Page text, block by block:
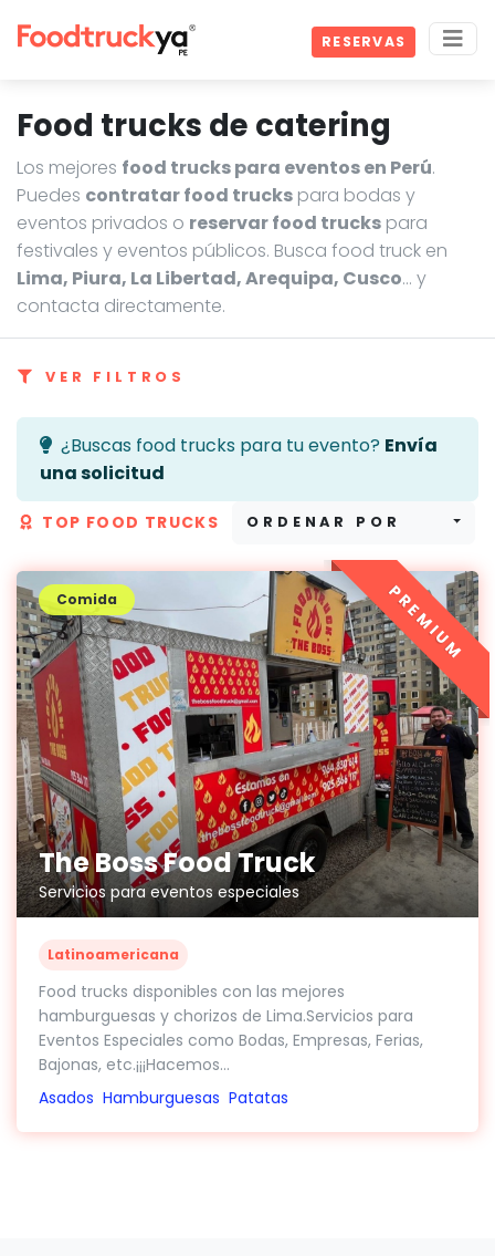
RESERVAS
Food trucks de catering
Los mejores food trucks para eventos en Perú.
Puedes contratar food trucks para bodas y
eventos privados o reservar food trucks para
festivales y eventos públicos. Busca food truck en
Lima, Piura, La Libertad, Arequipa, Cusco… y
contacta directamente.
VER FILTROS
¿Buscas food trucks para tu evento? Envía
una solicitud
TOP FOOD TRUCKS ORDENAR POR
The Boss Food Truck
Servicios para eventos especiales
Comida
Latinoamericana
Food trucks disponibles con las mejores
hamburguesas y chorizos de Lima.Servicios para
Eventos Especiales como Bodas, Empresas, Ferias,
Bajonas, etc.¡¡¡Hacemos...
Asados Hamburguesas Patatas
PREMIUM